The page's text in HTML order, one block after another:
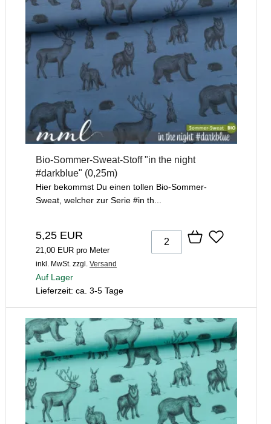
Bio-Sommer-Sweat-Stoff "in the night
#darkblue" (0,25m)
Hier bekommst Du einen tollen Bio-Sommer-
Sweat, welcher zur Serie #in th...
5,25 EUR
21,00 EUR pro Meter
inkl. MwSt. zzgl. Versand
Auf Lager
Lieferzeit: ca. 3-5 Tage